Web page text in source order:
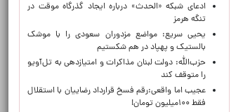
ادعای شبکه «الحدث» درباره ایجاد گذرگاه موقت در
تنگه هرمز
یحیی سریع: مواضع مزدوران سعودی را با موشک
بالستیک و پهپاد در هم شکستیم
حزب‌الله: دولت لبنان مذاکرات و امتیازدهی به تل‌آویو
را متوقف کند
عجیب اما واقعی:رقم فسخ قرارداد رضاییان با استقلال
فقط ۱۰۰میلیون تومان!